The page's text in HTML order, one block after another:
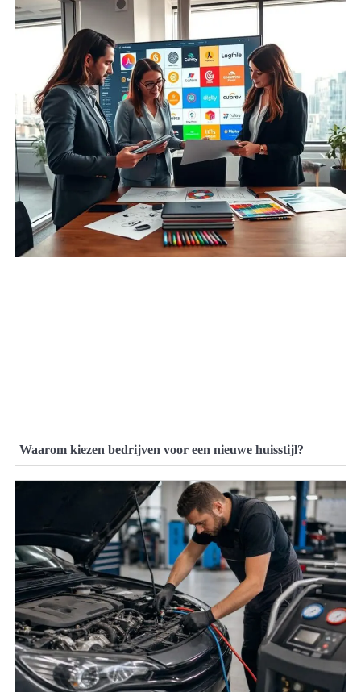
Waarom kiezen bedrijven voor een nieuwe huisstijl?